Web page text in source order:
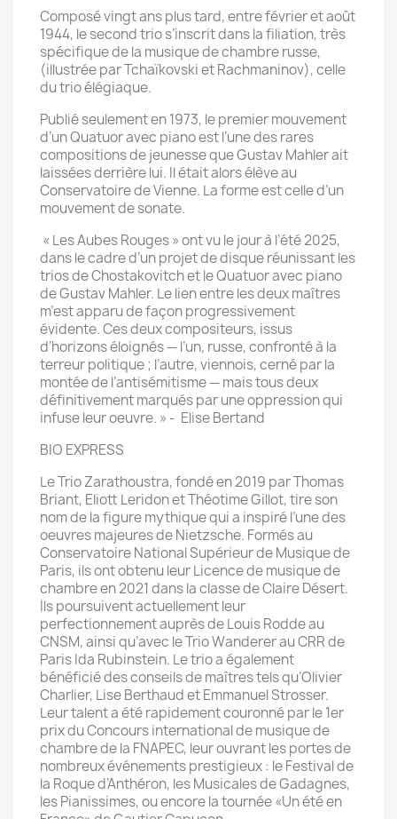
Composé vingt ans plus tard, entre février et août
1944, le second trio s’inscrit dans la filiation, très
spécifique de la musique de chambre russe,
(illustrée par Tchaïkovski et Rachmaninov), celle
du trio élégiaque.
Publié seulement en 1973, le premier mouvement
d’un Quatuor avec piano est l’une des rares
compositions de jeunesse que Gustav Mahler ait
laissées derrière lui. Il était alors élève au
Conservatoire de Vienne. La forme est celle d’un
mouvement de sonate.
« Les Aubes Rouges » ont vu le jour à l’été 2025,
dans le cadre d’un projet de disque réunissant les
trios de Chostakovitch et le Quatuor avec piano
de Gustav Mahler. Le lien entre les deux maîtres
m’est apparu de façon progressivement
évidente. Ces deux compositeurs, issus
d’horizons éloignés — l’un, russe, confronté à la
terreur politique ; l’autre, viennois, cerné par la
montée de l’antisémitisme — mais tous deux
définitivement marqués par une oppression qui
infuse leur oeuvre. » - Elise Bertand
BIO EXPRESS
Le Trio Zarathoustra, fondé en 2019 par Thomas
Briant, Eliott Leridon et Théotime Gillot, tire son
nom de la figure mythique qui a inspiré l’une des
oeuvres majeures de Nietzsche. Formés au
Conservatoire National Supérieur de Musique de
Paris, ils ont obtenu leur Licence de musique de
chambre en 2021 dans la classe de Claire Désert.
Ils poursuivent actuellement leur
perfectionnement auprès de Louis Rodde au
CNSM, ainsi qu’avec le Trio Wanderer au CRR de
Paris Ida Rubinstein. Le trio a également
bénéficié des conseils de maîtres tels qu’Olivier
Charlier, Lise Berthaud et Emmanuel Strosser.
Leur talent a été rapidement couronné par le 1er
prix du Concours international de musique de
chambre de la FNAPEC, leur ouvrant les portes de
nombreux événements prestigieux : le Festival de
la Roque d’Anthéron, les Musicales de Gadagnes,
les Pianissimes, ou encore la tournée «Un été en